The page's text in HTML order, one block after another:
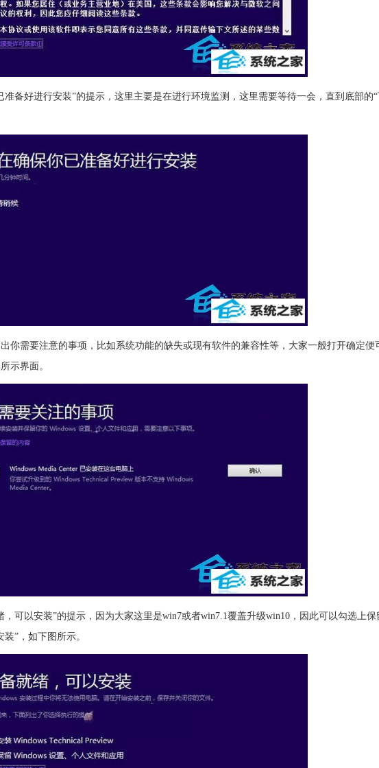
好进行安装”的提示，这里主要是在进行环境监测，这里需要等待一会，直到底部的“
需要注意的事项，比如系统功能的缺失或现有软件的兼容性等，大家一般打开确定便
所示界面。
以安装”的提示，因为大家这里是win7或者win7.1覆盖升级win10，因此可以勾选上保
安装”，如下图所示。